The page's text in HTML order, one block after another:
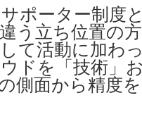
ポーター制度
う立ち位置の
て活動に加わ
ドを「技術」
側面から精度